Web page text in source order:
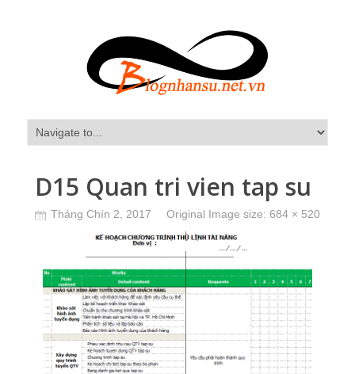
D15 Quan tri vien tap su
Tháng Chín 2, 2017 Original Image size: 684 × 520